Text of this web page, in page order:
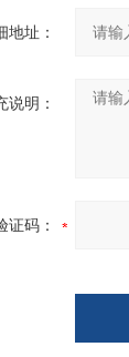
地址：
说明：
证码：